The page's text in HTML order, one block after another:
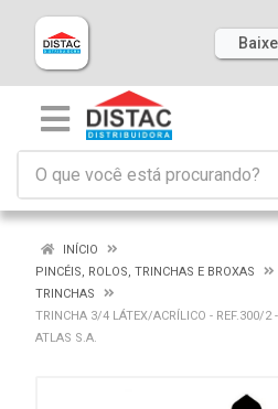
INÍCIO
PINCÉIS, ROLOS, TRINCHAS E BROXAS
TRINCHAS
TRINCHA 3/4 LÁTEX/ACRÍLICO - REF.300/2
ATLAS S.A.